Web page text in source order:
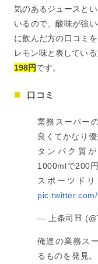
気のあるジュースと
いるので、酸味が強
に飲んだ方の口コミ
レモン味と表している
198円です。
口コミ
業務スーパー
良くてかなり優
タンパク質
1000mlで200円
スポーツド
— 上条司⛩
俺達の業務ス
るものを発見